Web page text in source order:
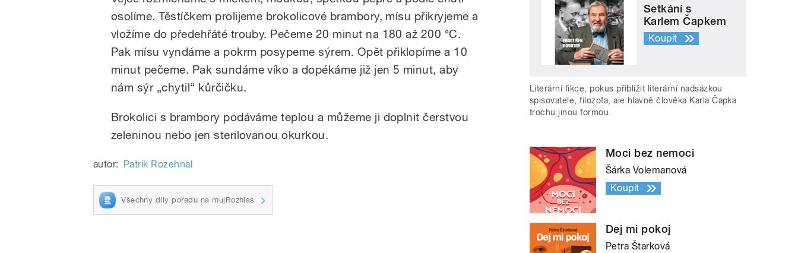
osolíme. Těstíčkem prolijeme brokolicové brambory, mísu přikryjeme a
vložíme do předehřáté trouby. Pečeme 20 minut na 180 až 200 °C.
Pak mísu vyndáme a pokrm posypeme sýrem. Opět přiklopíme a 10
minut pečeme. Pak sundáme víko a dopékáme již jen 5 minut, aby
nám sýr „chytil“ kůrčičku.
Brokolici s brambory podáváme teplou a můžeme ji doplnit čerstvou
zeleninou nebo jen sterilovanou okurkou.
autor: Patrik Rozehnal
Všechny díly pořadu na mujRozhlas
Setkání s
Karlem Čapkem
Koupit
Literární fikce, pokus přiblížit literární nadsázkou
spisovatele, filozofa, ale hlavně člověka Karla Čapka
trochu jinou formou.
Moci bez nemoci
Šárka Volemanová
Koupit
Dej mi pokoj
Petra Štarková